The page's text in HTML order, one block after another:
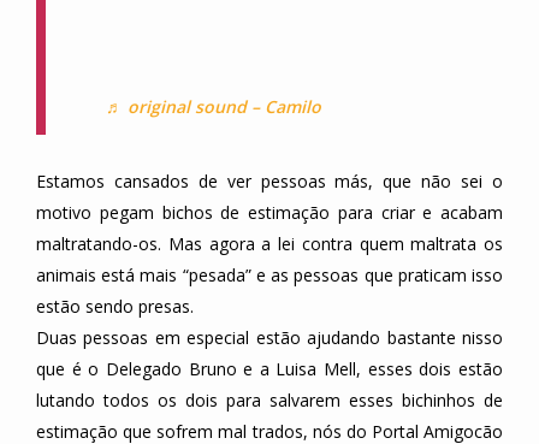
♬ original sound – Camilo
Estamos cansados de ver pessoas más, que não sei o
motivo pegam bichos de estimação para criar e acabam
maltratando-os. Mas agora a lei contra quem maltrata os
animais está mais “pesada” e as pessoas que praticam isso
estão sendo presas.
Duas pessoas em especial estão ajudando bastante nisso
que é o Delegado Bruno e a Luisa Mell, esses dois estão
lutando todos os dois para salvarem esses bichinhos de
estimação que sofrem mal trados, nós do Portal Amigocão